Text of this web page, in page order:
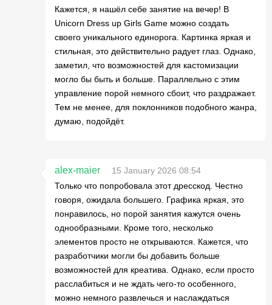
Кажется, я нашёл себе занятие на вечер! В
Unicorn Dress up Girls Game можно создать
своего уникального единорога. Картинка яркая и
стильная, это действительно радует глаз. Однако,
заметил, что возможностей для кастомизации
могло бы быть и больше. Параллельно с этим
управление порой немного сбоит, что раздражает.
Тем не менее, для поклонников подобного жанра,
думаю, подойдёт.
alex-maier
15 January 2026 08:54
Только что попробовала этот дресскод. Честно
говоря, ожидала большего. Графика яркая, это
понравилось, но порой занятия кажутся очень
однообразными. Кроме того, несколько
элементов просто не открываются. Кажется, что
разработчики могли бы добавить больше
возможностей для креатива. Однако, если просто
расслабиться и не ждать чего-то особенного,
можно немного развлечься и наслаждаться